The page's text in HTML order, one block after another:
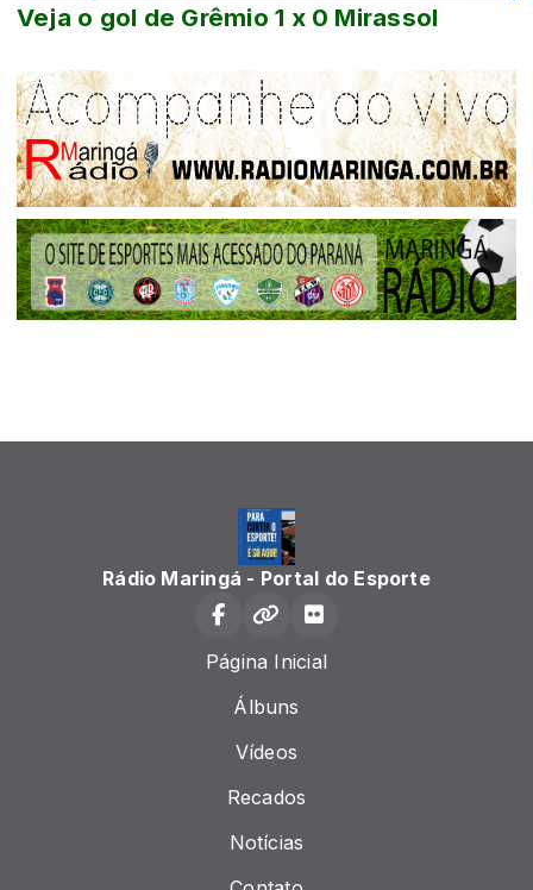
Veja o gol de Grêmio 1 x 0 Mirassol
Rádio Maringá - Portal do Esporte
Página Inicial
Álbuns
Vídeos
Recados
Notícias